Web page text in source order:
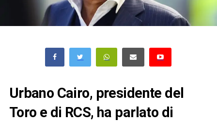
Urbano Cairo, presidente del
Toro e di RCS, ha parlato di